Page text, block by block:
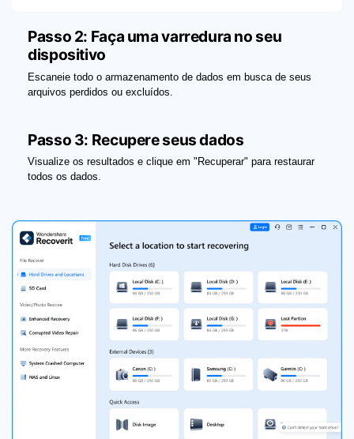
Passo 2: Faça uma varredura no seu
dispositivo
Escaneie todo o armazenamento de dados em busca de seus
arquivos perdidos ou excluídos.
Passo 3: Recupere seus dados
Visualize os resultados e clique em "Recuperar" para restaurar
todos os dados.